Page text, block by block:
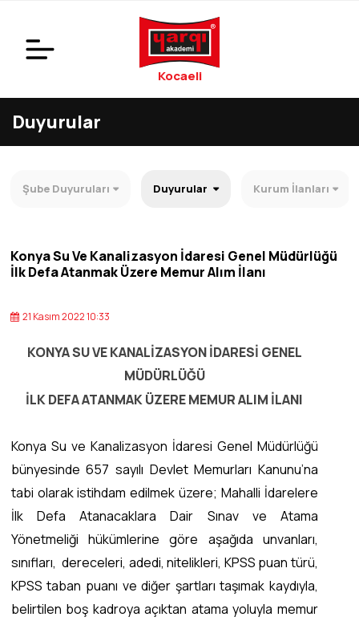
Kocaeli
Duyurular
Şube Duyuruları Duyurular Kurum İlanları
Konya Su Ve Kanalizasyon İdaresi Genel Müdürlüğü
İlk Defa Atanmak Üzere Memur Alım İlanı
21 Kasım 2022 10:33
KONYA SU VE KANALİZASYON İDARESİ GENEL
MÜDÜRLÜĞÜ
İLK DEFA ATANMAK ÜZEREMEMUR ALIM İLANI
Konya Su ve Kanalizasyon İdaresi Genel Müdürlüğü
bünyesinde 657 sayılı Devlet Memurları Kanunu’na
tabi olarak istihdam edilmek üzere; Mahalli İdarelere
İlk Defa Atanacaklara Dair Sınav ve Atama
Yönetmeliği hükümlerine göre aşağıda unvanları,
sınıfları, dereceleri, adedi, nitelikleri, KPSS puan türü,
KPSS taban puanı ve diğer şartları taşımak kaydıyla,
belirtilen boş kadroya açıktan atama yoluyla memur